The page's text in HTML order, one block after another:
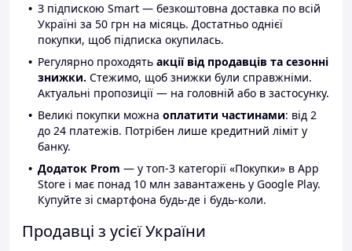
З підпискою Smart — безкоштовна доставка по всій
Україні за 50 грн на місяць. Достатньо однієї
покупки, щоб підписка окупилась.
Регулярно проходять акції від продавців та сезонні
знижки. Стежимо, щоб знижки були справжніми.
Актуальні пропозиції — на головній або в застосунку.
Великі покупки можна оплатити частинами: від 2
до 24 платежів. Потрібен лише кредитний ліміт у
банку.
Додаток Prom — у топ-3 категорії «Покупки» в App
Store і має понад 10 млн завантажень у Google Play.
Купуйте зі смартфона будь-де і будь-коли.
Продавці з усієї України